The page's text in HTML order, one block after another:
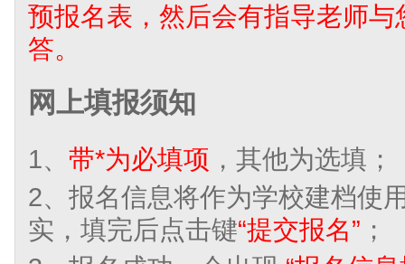
预报名表，然后会有指导老师
答。
网上填报须知
1、 带*为必填项 ，其他为选填；
2、报名信息将作为学校建档使
实，填完后点击键“提交报名” ；